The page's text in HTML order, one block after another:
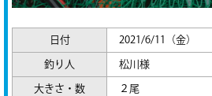
日付 2021/6/11（金）
釣り人 松川様
大きさ・数 ２尾